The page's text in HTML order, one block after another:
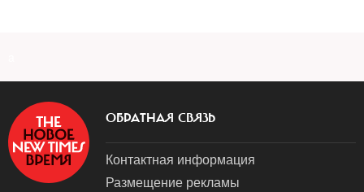
ОБРАТНАЯ СВЯЗЬ
Контактная информация
Размещение рекламы